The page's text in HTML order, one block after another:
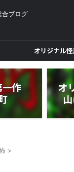
合ブログ
オリジナル
一作
オ
>